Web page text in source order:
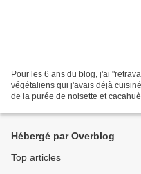
Pour les 6 ans du blog, j'ai
végétaliens qui j'avais déjà
de la purée de noisette et
Hébergé par Overblog
Top articles